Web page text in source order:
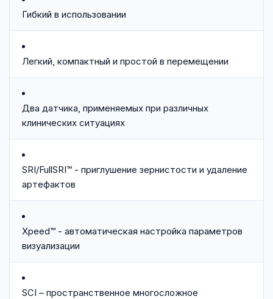
Гибкий в использовании
Легкий, компактный и простой в перемещении
Два датчика, применяемых при различных
клинических ситуациях
SRI/FullSRI™ - приглушение зернистости и удаление
артефактов
Xpeed™ - автоматическая настройка параметров
визуализации
SCI – пространственное многосложное